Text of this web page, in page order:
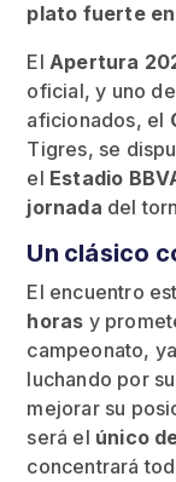
plato fuerte
ElApertura
oficial, y uno
aficionados, el
Tigres, se
el Estadio
jornada del
Un clásico
El encuentro
horas y
campeonato,
luchando por su
mejorar su
será el único
concentrará